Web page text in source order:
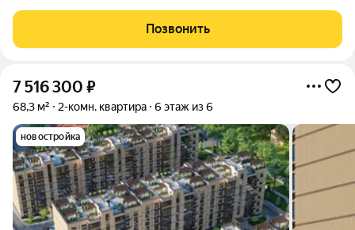
хребет. Комплекс состоит из четырёх шестиэтажных домов.
Здания возведены из
Позвонить
7 516 300 ₽
68,3 м² 2-комн. квартира 6 этаж из 6
новостройка